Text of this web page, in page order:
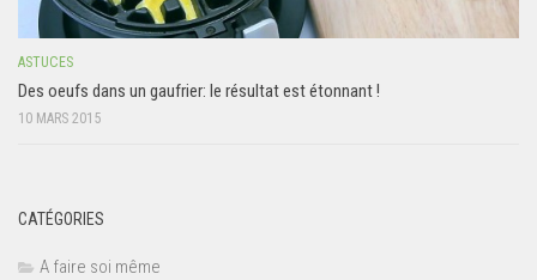
ASTUCES
Des oeufs dans un gaufrier: le résultat est étonnant !
10 MARS 2015
CATÉGORIES
A faire soi même